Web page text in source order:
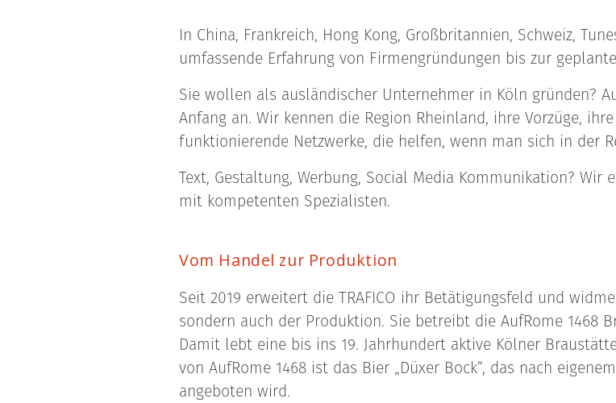
In China, Frankreich, Hong Kong, Großbritannien, Schweiz,
umfassende Erfahrung von Firmengründungen bis zur
Sie wollen als ausländischer Unternehmer in Köln gründen?
Anfang an. Wir kennen die Region Rheinland, ihre Vorzüge,
funktionierende Netzwerke, die helfen, wenn man sich in der
Text, Gestaltung, Werbung, Social Media Kommunikation? Wir
mit kompetenten Spezialisten.
Vom Handel zur Produktion
Seit 2019 erweitert die TRAFICO ihr Betätigungsfeld und
sondern auch der Produktion. Sie betreibt die AufRome 1468
Damit lebt eine bis ins 19. Jahrhundert aktive Kölner
von AufRome 1468 ist das Bier „Düxer Bock“, das nach
angeboten wird.